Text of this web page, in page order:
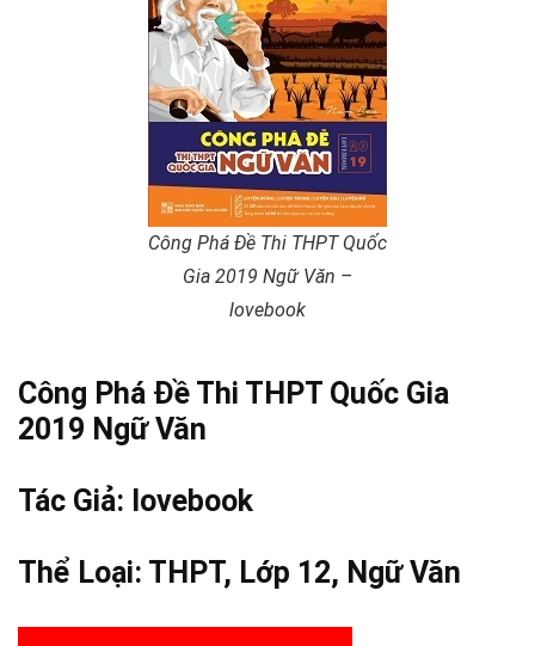
Công Phá Đề Thi THPT Quốc
Gia 2019 Ngữ Văn –
lovebook
Công Phá Đề Thi THPT Quốc Gia
2019 Ngữ Văn
Tác Giả: lovebook
Thể Loại: THPT, Lớp 12, Ngữ Văn